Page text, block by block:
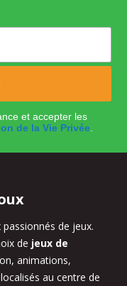
et accepter les
de la Vie Privée.
de jeux.
de jeux de
animations,
au centre de